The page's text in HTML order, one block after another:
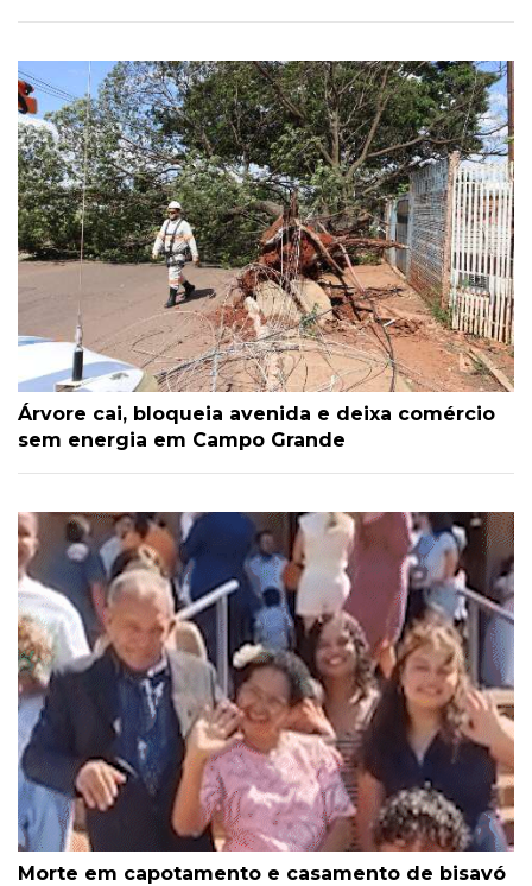
Árvore cai, bloqueia avenida e deixa comércio
sem energia em Campo Grande
Morte em capotamento e casamento de bisavó